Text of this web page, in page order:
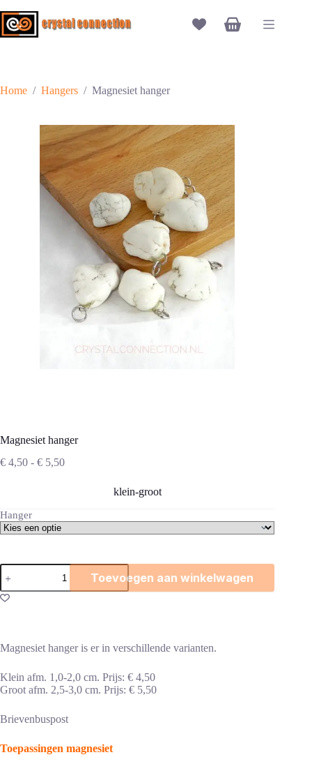
naar
de
Winkelwagen
Home / Hangers / Magnesiet hanger
Magnesiet hanger
€ 4,50 - € 5,50Prijsklasse:
klein-groot
Hanger
Magnesiet
hanger
aantal
Toevoegen aan winkelwagen
Magnesiet hanger is er in verschillende varianten.
Klein afm. 1,0-2,0 cm. Prijs: € 4,50
Groot afm. 2,5-3,0 cm. Prijs: € 5,50
Brievenbuspost
Toepassingen magnesiet